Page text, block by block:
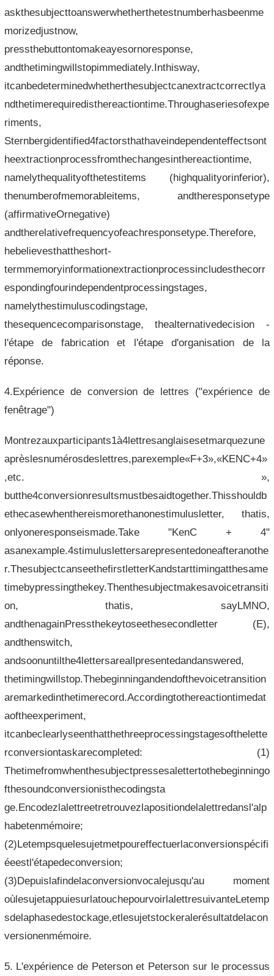
askthesubjecttoanswerwhetherthetestnumberhasbeenme
morizedjustnow,
pressthebuttontomakeayesornoresponse,
andthetimingwillstopimmediately.Inthisway,
itcanbedeterminedwhetherthesubjectcanextractcorrectlya
ndthetimerequiredisthereactiontime.Throughaseriesofexpe
riments,
Sternbergidentified4factorsthathaveindependenteffectsont
heextractionprocessfromthechangesinthereactiontime,
namelythequalityofthetestitems (highqualityorinferior),
thenumberofmemorableitems, andtheresponsetype
(affirmativeOrnegative)
andtherelativefrequencyofeachresponsetype.Therefore,
hebelievesthattheshort-
termmemoryinformationextractionprocessincludesthecorr
espondingfourindependentprocessingstages,
namelythestimuluscodingstage,
thesequencecomparisonstage, thealternativedecision -
l'étape de fabrication et l'étape d'organisation de la
réponse.
4.Expérience de conversion de lettres ("expérience de
fenêtrage")
Montrezauxparticipants1à4lettresanglaisesetmarquezune
aprèslesnumérosdeslettres,parexemple«F+3»,«KENC+4»
,etc. »,
butthe4conversionresultsmustbesaidtogether.Thisshouldb
ethecasewhenthereismorethanonestimulusletter, thatis,
onlyoneresponseismade.Take "KenC + 4"
asanexample.4stimuluslettersarepresentedoneafteranothe
r.ThesubjectcanseethefirstletterKandstarttimingatthesame
timebypressingthekey.Thenthesubjectmakesavoicetransiti
on, thatis, sayLMNO,
andthenagainPressthekeytoseethesecondletter (E),
andthenswitch,
andsoonuntilthe4lettersareallpresentedandanswered,
thetimingwillstop.Thebeginningandendofthevoicetransition
aremarkedinthetimerecord.Accordingtothereactiontimedat
aoftheexperiment,
itcanbeclearlyseenthatthethreeprocessingstagesofthelette
rconversiontaskarecompleted: (1)
Thetimefromwhenthesubjectpressesalettertothebeginningo
fthesoundconversionisthecodingsta
ge.Encodezlalettreetretrouvezlapositiondelalettredansl'alp
habetenmémoire;
(2)Letempsquelesujetmetpoureffectuerlaconversionspécifi
éeestl'étapedeconversion;
(3)Depuislafindelaconversionvocalejusqu'au moment
oùlesujetappuiesurlatouchepourvoirlalettresuivanteLetemp
sdelaphasedestockage,etlesujetstockeralerésultatdelacon
versionenmémoire.
5. L'expérience de Peterson et Peterson sur le processus